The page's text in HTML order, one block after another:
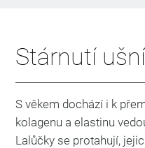
Stárnutí
S věkem dochází i k
kolagenu a elastinu
Lalůčky se protahují,